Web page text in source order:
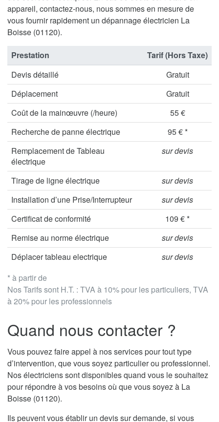
appareil, contactez-nous, nous sommes en mesure de
vous fournir rapidement un dépannage électricien La
Boisse (01120).
* à partir de
Nos Tarifs sont H.T. : TVA à 10% pour les particuliers, TVA
à 20% pour les professionnels
Prestation
Tarif (Hors Taxe)
Devis détaillé
Gratuit
Déplacement
Gratuit
Coût de la mainœuvre (/heure)
55 €
Recherche de panne électrique
95 € *
Remplacement de Tableau
électrique
sur devis
Tirage de ligne électrique
sur devis
Installation d’une Prise/Interrupteur
sur devis
Certificat de conformité
109 € *
Remise au norme électrique
sur devis
Déplacer tableau electrique
sur devis
Quand nous contacter ?
Vous pouvez faire appel à nos services pour tout type
d’intervention, que vous soyez particulier ou professionnel.
Nos électriciens sont disponibles quand vous le souhaitez
pour répondre à vos besoins où que vous soyez à La
Boisse (01120).
Ils peuvent vous établir un devis sur demande, si vous